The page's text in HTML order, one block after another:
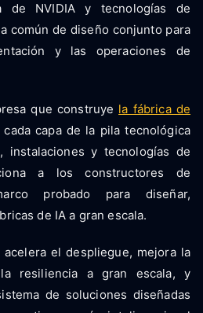
de NVIDIA y tecnologías de
común de diseño conjunto para
y las operaciones de
que construye la fábrica de
capa de la pila tecnológica
instalaciones y tecnologías de
a los constructores de
probado para diseñar,
de IA a gran escala.
acelera el despliegue, mejora la
resiliencia a gran escala, y
de soluciones diseñadas